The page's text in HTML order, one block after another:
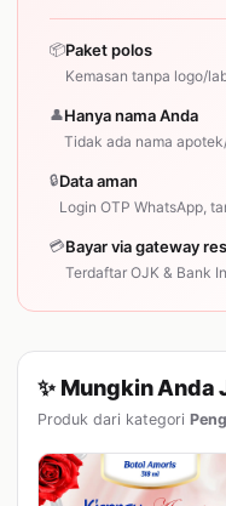
📦Paket polos
Kemasan tanpa logo/
👤Hanya nama Anda
Tidak ada nama
🔒Data aman
Login OTP WhatsApp,
💳Bayar via gateway
Terdaftar OJK & Bank
✨ Mungkin Anda
Produk dari kategori